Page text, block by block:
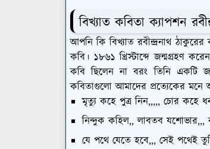
বিখ্যাত কবিতা ক্যাপশন
আপনি কি বিখ্যাত রবীন্দ্রনাথ
কবি। ১৮৬১ খ্রিস্টাব্দে জন্মগ্রহণ
কবি ছিলেন না বরং তিনি একটি
কবিতাগুলো আমাদের প্রত্যেকের
মৃত্যু কহে পুত্র নিন,,,,, চোর কহে
নিন্দুক কহিল,, লাবতব
যে পথে যেতে হবে,,, সেই পথেই